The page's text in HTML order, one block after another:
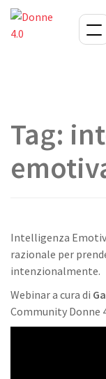
Tag:
Intelligenza
razionale per
intenzionalmente.
Webinar a cura di
Community Donne